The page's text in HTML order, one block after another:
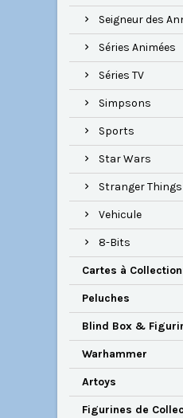
Seigneur des
Séries Animées
Séries TV
Simpsons
Sports
Star Wars
Stranger Things
Vehicule
8-Bits
Cartes à
Peluches
Blind Box &
Warhammer
Artoys
Figurines de